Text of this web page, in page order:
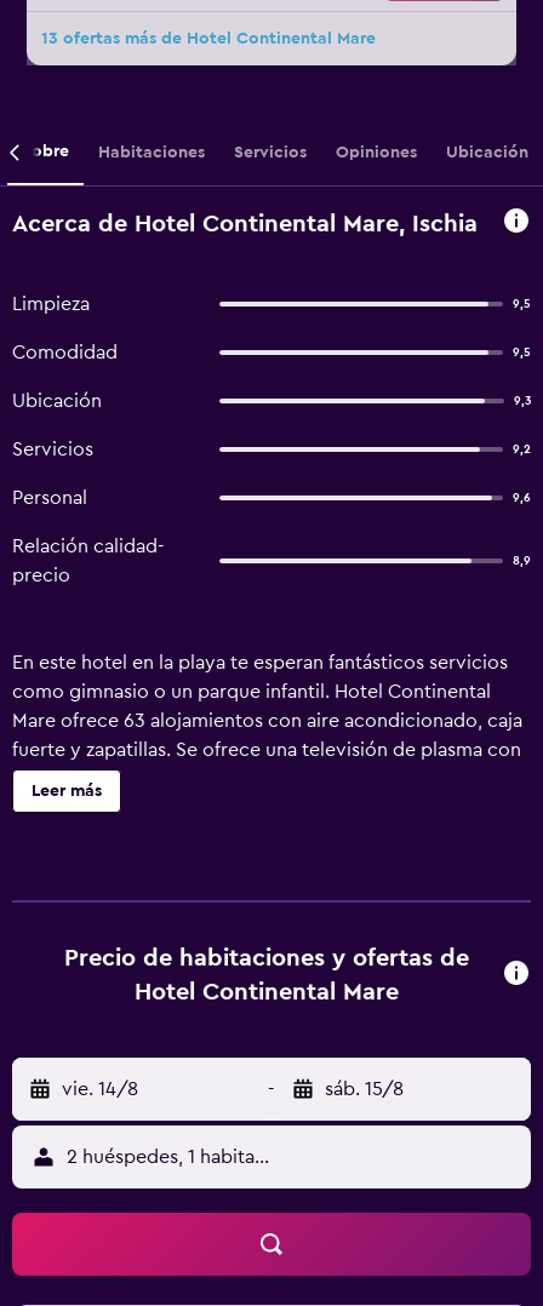
13 ofertas más de Hotel Continental Mare
Sobre Habitaciones Servicios Opiniones Ubicación
Acerca de Hotel Continental Mare, Ischia
Limpieza 9,5
Comodidad 9,5
Ubicación 9,3
Servicios 9,2
Personal 9,6
Relación calidad-
precio
8,9
En este hotel en la playa te esperan fantásticos servicios
como gimnasio o un parque infantil. Hotel Continental
Mare ofrece 63 alojamientos con aire acondicionado, caja
fuerte y zapatillas. Se ofrece una televisión de plasma con
canales por satélite. Los baños están equipados con
bañera o ducha y bidé. Los huéspedes pueden navegar
hotel incluyen una piscina al aire libre y gimnasio. Se
pueden practicar las actividades de ocio y esparcimiento
Leer más
Precio de habitaciones y ofertas de
Hotel Continental Mare
vie. 14/8 - sáb. 15/8
2 huéspedes, 1 habitación